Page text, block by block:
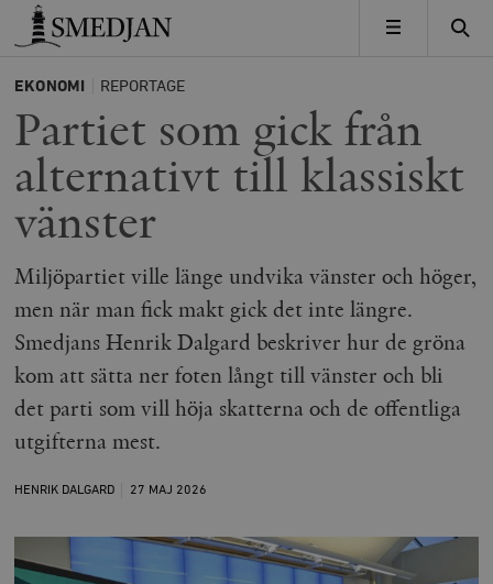
Timbro
MENY
EKONOMI REPORTAGE
Partiet som gick från
alternativt till klassiskt
vänster
Miljöpartiet ville länge undvika vänster och höger,
men när man fick makt gick det inte längre.
Smedjans Henrik Dalgard beskriver hur de gröna
kom att sätta ner foten långt till vänster och bli
det parti som vill höja skatterna och de offentliga
utgifterna mest.
HENRIK DALGARD 27 MAJ 2026